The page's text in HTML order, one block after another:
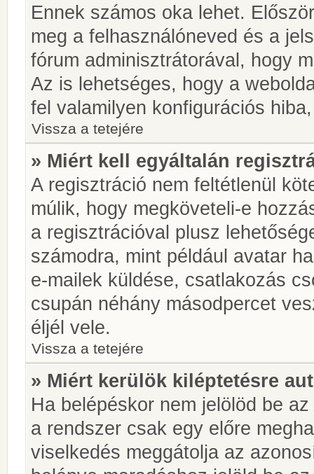
Ennek számos oka lehet.
meg a felhasználóneved és a
fórum adminisztrátorával, hogy
Az is lehetséges, hogy a
fel valamilyen konfigurációs
Vissza a tetejére
» Miért kell egyáltalán
A regisztráció nem feltétlenül
múlik, hogy megköveteli-e
a regisztrációval plusz
számodra, mint például avatar
e-mailek küldése, csatlakozás
csupán néhány másodpercet
éljél vele.
Vissza a tetejére
» Miért kerülök kiléptetésre
Ha belépéskor nem jelölöd be az
a rendszer csak egy előre
viselkedés meggátolja az